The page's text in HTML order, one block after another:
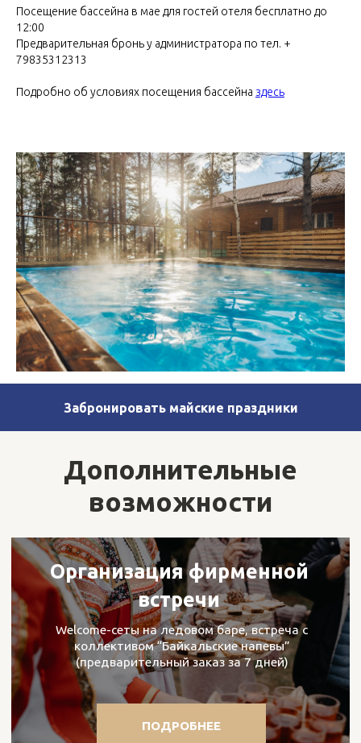
Посещение бассейна в мае для гостей отеля бесплатно до
12:00
Предварительная бронь у администратора по тел. +
79835312313
Подробно об условиях посещения бассейна здесь
Забронировать майские праздники
Банный комплекс и
Гриль-домик и
мангальные зоны
ПОДРОБНЕЕ
массажиста и пармастера помогут вам